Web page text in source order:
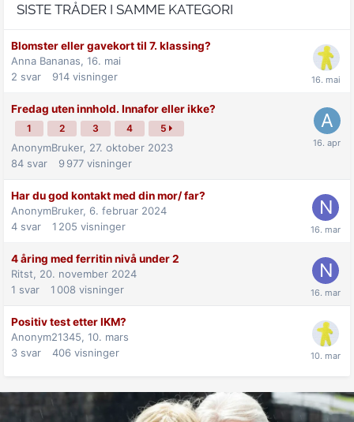
SISTE TRÅDER I SAMME KATEGORI
Blomster eller gavekort til 7. klassing?
Anna Bananas, 16. mai
2 svar 914 visninger
Fredag uten innhold. Innafor eller ikke?
1 2 3 4 5
AnonymBruker, 27. oktober 2023
84 svar 9 977 visninger
Har du god kontakt med din mor/ far?
AnonymBruker, 6. februar 2024
4 svar 1 205 visninger
4 åring med ferritin nivå under 2
Ritst, 20. november 2024
1 svar 1 008 visninger
Positiv test etter IKM?
Anonym21345, 10. mars
3 svar 406 visninger